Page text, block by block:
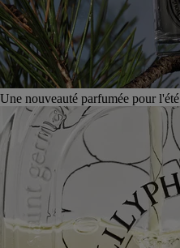
Une nouveauté parfumée pour l'été